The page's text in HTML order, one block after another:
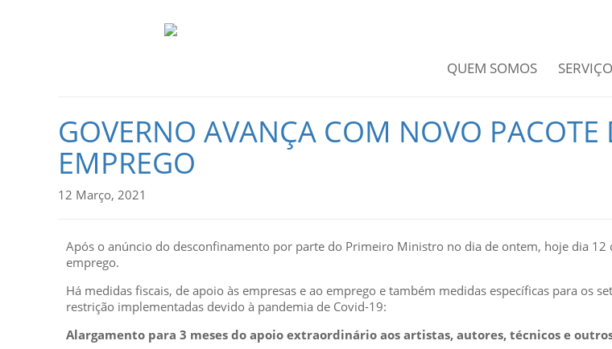
QUEM SOMOS
GOVERNO AVANÇA COM NOVO
EMPREGO
12 Março, 2021
Após o anúncio do desconfinamento por parte do Primeiro Ministro no dia de ontem, hoje dia 12
emprego.
Há medidas fiscais, de apoio às empresas e ao emprego e também medidas específicas para os
restrição implementadas devido à pandemia de Covid-19:
Alargamento para 3 meses do apoio extraordinário aos artistas, autores, técnicos e